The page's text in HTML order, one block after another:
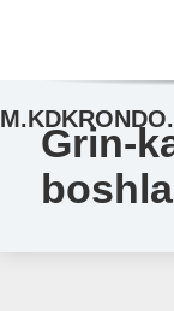
Grin-